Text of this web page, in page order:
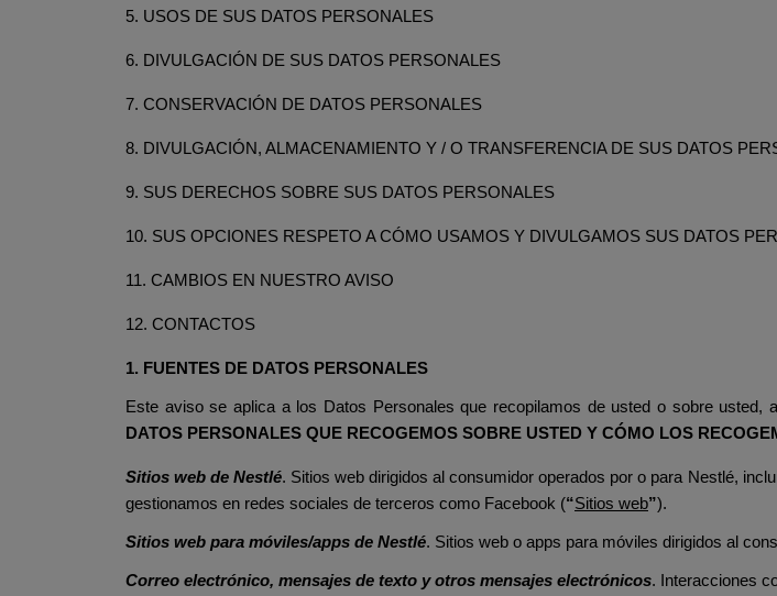
5. USOS DE SUS DATOS PERSONALES
6. DIVULGACIÓN DE SUS DATOS PERSONALES
7. CONSERVACIÓN DE DATOS PERSONALES
8. DIVULGACIÓN, ALMACENAMIENTO Y / O TRANSFERENCIA DE SUS DATOS
9. SUS DERECHOS SOBRE SUS DATOS PERSONALES
10. SUS OPCIONES RESPETO A CÓMO USAMOS Y DIVULGAMOS SUS DATOS
11. CAMBIOS EN NUESTRO AVISO
12. CONTACTOS
1. FUENTES DE DATOS PERSONALES
Este aviso se aplica a los Datos Personales que recopilamos de usted o sobre
DATOS PERSONALES QUE RECOGEMOS SOBRE USTED Y CÓMO LOS
Sitios web de Nestlé. Sitios web dirigidos al consumidor operados por o para Nestlé,
gestionamos en redes sociales de terceros como Facebook (“Sitios web”).
Sitios web para móviles/apps de Nestlé. Sitios web o apps para móviles dirigidos al
Correo electrónico, mensajes de texto y otros mensajes electrónicos. Interacciones